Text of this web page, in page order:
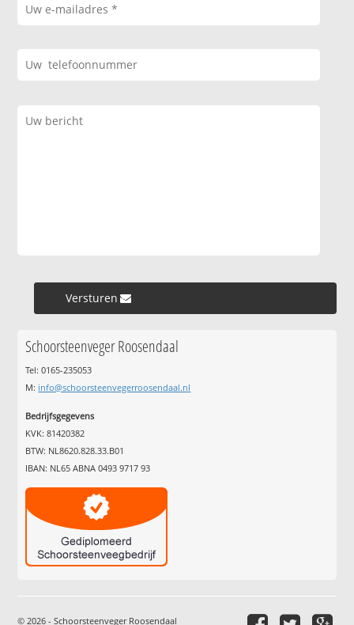
Versturen »
Schoorsteenveger Roosendaal
Tel: 0165-235053
M: info@schoorsteenvegerroosendaal.nl
Bedrijfsgegevens
KVK: 81420382
BTW: NL8620.828.33.B01
IBAN: NL65 ABNA 0493 9717 93
© 2026 - Schoorsteenveger Roosendaal